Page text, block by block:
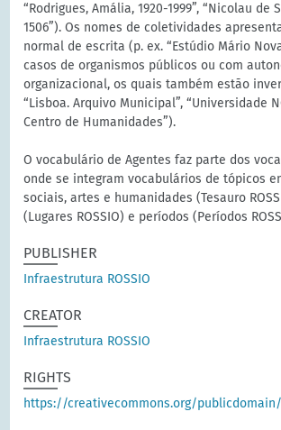
“Rodrigues, Amália, 1920-1999”, “Nicolau de
1506”). Os nomes de coletividades
normal de escrita (p. ex. “Estúdio Mário
casos de organismos públicos ou com
organizacional, os quais também estão
“Lisboa. Arquivo Municipal”, “Universidade
Centro de Humanidades”).
O vocabulário de Agentes faz parte dos
onde se integram vocabulários de tópicos
sociais, artes e humanidades (Tesauro
(Lugares ROSSIO) e períodos (Períodos
PUBLISHER
Infraestrutura ROSSIO
CREATOR
Infraestrutura ROSSIO
RIGHTS
https://creativecommons.org/